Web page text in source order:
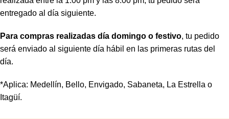
entregado al día siguiente.
Para compras realizadas día domingo o festivo, tu pedido
será enviado al siguiente día hábil en las primeras rutas del
día.
*Aplica: Medellín, Bello, Envigado, Sabaneta, La Estrella o
Itagüí.